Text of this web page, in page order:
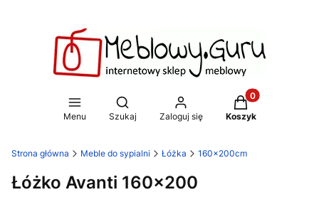
Menu
Otwórz wyszukiwarkę
Szukaj Zaloguj się
Produkty w
Koszyk
Strona główna Meble do sypialni Łóżka 160x200cm
Łóżko Avanti 160x200